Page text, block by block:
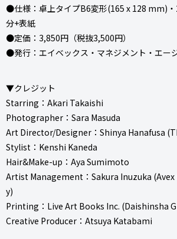
●仕様：卓上タイプB6変形(165 x 128 mm)
分+表紙
●定価：3,850円（税抜3,500円）
●発行：エイベックス・マネジメント・エー
▼クレジット
Starring：Akari Takaishi
Photographer：Sara Masuda
Art Director/Designer：Shinya Hanafusa
Stylist：Kenshi Kaneda
Hair&Make-up：Aya Sumimoto
Artist Management：Sakura Inuzuka
y)
Printing：Live Art Books Inc. (Daishinsha
Creative Producer：Atsuya Katabami